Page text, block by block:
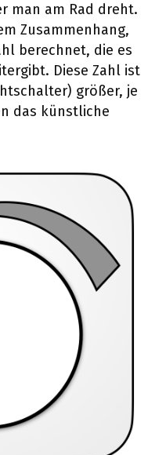
man am Rad dreht.
Zusammenhang,
berechnet, die es
Diese Zahl ist
größer, je
das künstliche